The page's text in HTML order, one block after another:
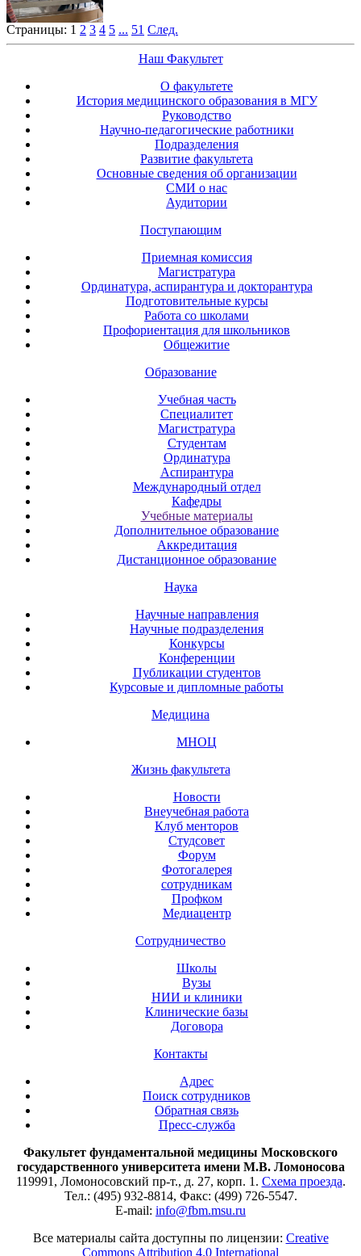
Страницы: 1 2 3 4 5 ... 51 След.
Наш Факультет
О факультете
История медицинского образования в МГУ
Руководство
Научно-педагогические работники
Подразделения
Развитие факультета
Основные сведения об организации
СМИ о нас
Аудитории
Поступающим
Приемная комиссия
Магистратура
Ординатура, аспирантура и докторантура
Подготовительные курсы
Работа со школами
Профориентация для школьников
Общежитие
Образование
Учебная часть
Специалитет
Магистратура
Студентам
Ординатура
Аспирантура
Международный отдел
Кафедры
Учебные материалы
Дополнительное образование
Аккредитация
Дистанционное образование
Наука
Научные направления
Научные подразделения
Конкурсы
Конференции
Публикации студентов
Курсовые и дипломные работы
Медицина
МНОЦ
Жизнь факультета
Новости
Внеучебная работа
Клуб менторов
Студсовет
Форум
Фотогалерея
сотрудникам
Профком
Медиацентр
Сотрудничество
Школы
Вузы
НИИ и клиники
Клинические базы
Договора
Контакты
Адрес
Поиск сотрудников
Обратная связь
Пресс-служба
Факультет фундаментальной медицины Московского
государственного университета имени М.В. Ломоносова
119991, Ломоносовский пр-т., д. 27, корп. 1. Схема проезда.
Тел.: (495) 932-8814, Факс: (499) 726-5547.
E-mail: info@fbm.msu.ru
Все материалы сайта доступны по лицензии: Creative
Commons Attribution 4.0 International